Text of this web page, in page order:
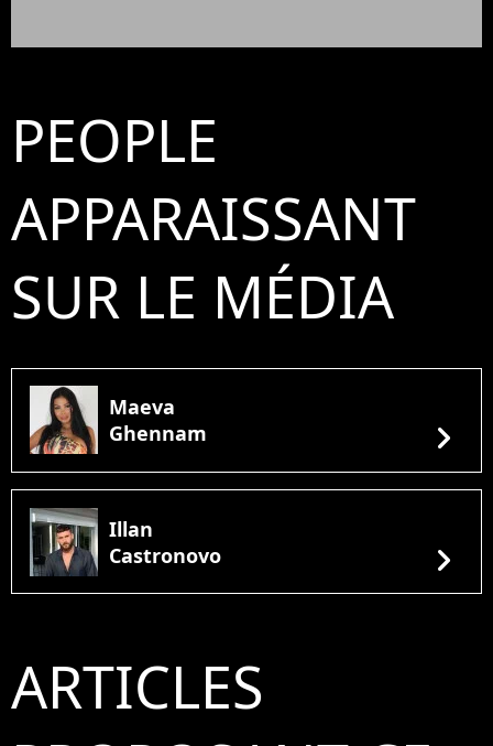
PEOPLE
APPARAISSANT
SUR LE MÉDIA
Maeva
Ghennam
chevron_right
Illan
Castronovo
chevron_right
ARTICLES